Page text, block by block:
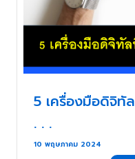
5 เครื่องมือดิจิทั
. . .
10 พฤษภาคม 2024